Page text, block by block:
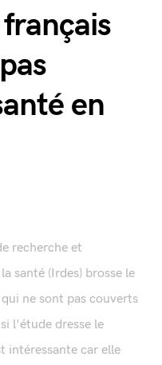
en
recherche et
santé (Irdes) brosse le
ne sont pas couverts
l'étude dresse le
intéressante car elle